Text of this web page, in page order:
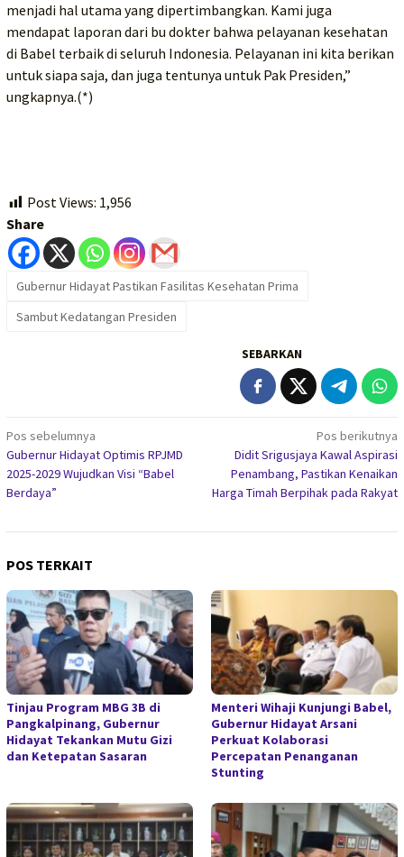
menjadi hal utama yang dipertimbangkan. Kami juga
mendapat laporan dari bu dokter bahwa pelayanan kesehatan
di Babel terbaik di seluruh Indonesia. Pelayanan ini kita berikan
untuk siapa saja, dan juga tentunya untuk Pak Presiden,”
ungkapnya.(*)
Post Views: 1,956
Share
Gubernur Hidayat Pastikan Fasilitas Kesehatan Prima
Sambut Kedatangan Presiden
SEBARKAN
Navigasi
pos
Pos sebelumnya
Gubernur Hidayat Optimis RPJMD
2025-2029 Wujudkan Visi “Babel
Berdaya”
Pos berikutnya
Didit Srigusjaya Kawal Aspirasi
Penambang, Pastikan Kenaikan
Harga Timah Berpihak pada Rakyat
POS TERKAIT
Tinjau Program MBG 3B di
Pangkalpinang, Gubernur
Hidayat Tekankan Mutu Gizi
dan Ketepatan Sasaran
Menteri Wihaji Kunjungi Babel,
Gubernur Hidayat Arsani
Perkuat Kolaborasi
Percepatan Penanganan
Stunting